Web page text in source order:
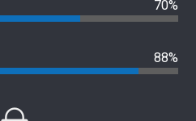
70%
88%